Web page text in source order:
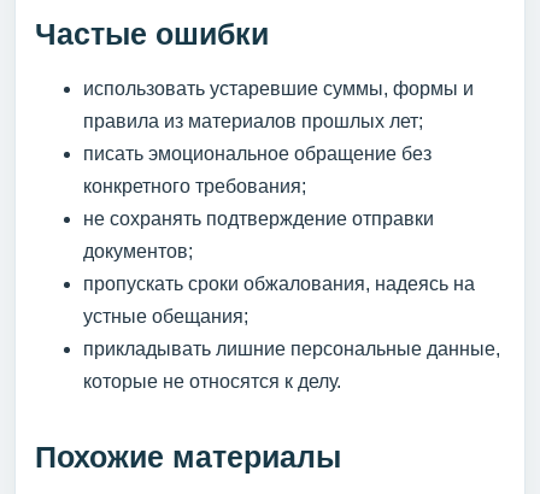
Частые ошибки
использовать устаревшие суммы, формы и
правила из материалов прошлых лет;
писать эмоциональное обращение без
конкретного требования;
не сохранять подтверждение отправки
документов;
пропускать сроки обжалования, надеясь на
устные обещания;
прикладывать лишние персональные данные,
которые не относятся к делу.
Похожие материалы